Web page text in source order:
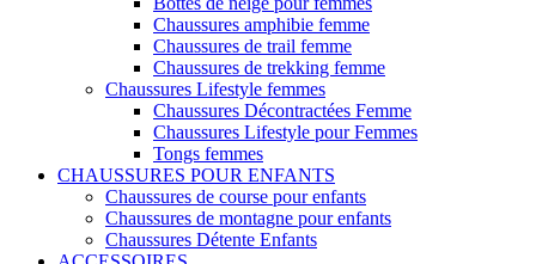
Chaussures amphibie femme
Chaussures de trail femme
Chaussures de trekking femme
Chaussures Lifestyle femmes
Chaussures Décontractées Femme
Chaussures Lifestyle pour Femmes
Tongs femmes
CHAUSSURES POUR ENFANTS
Chaussures de course pour enfants
Chaussures de montagne pour enfants
Chaussures Détente Enfants